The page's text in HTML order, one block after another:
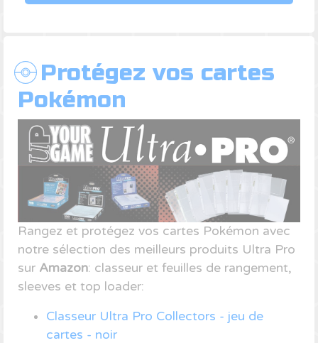
Protégez vos cartes
Pokémon
Rangez et protégez vos cartes Pokémon avec
notre sélection des meilleurs produits Ultra Pro
sur Amazon: classeur et feuilles de rangement,
sleeves et top loader:
Classeur Ultra Pro Collectors - jeu de
cartes - noir